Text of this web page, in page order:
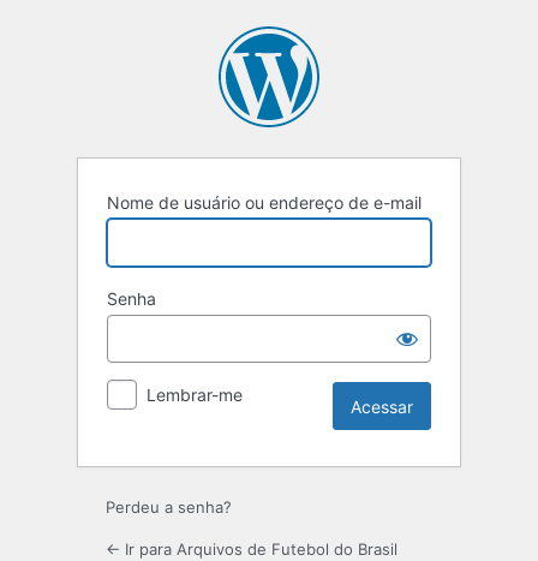
Nome de usuário ou endereço de e-mail
Senha
Lembrar-me
Perdeu a senha?
← Ir para Arquivos de Futebol do Brasil